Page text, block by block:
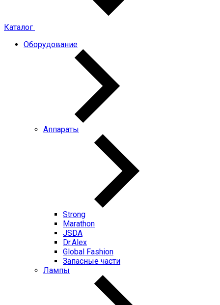
Каталог
Оборудование
Аппараты
Strong
Marathon
JSDA
Dr.Alex
Global Fashion
Запасные части
Лампы